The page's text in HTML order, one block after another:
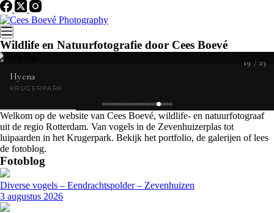
Wildlife en Natuurfotografie door Cees Boevé
Hyena
KRUGERPARK
19 /23
Welkom op de website van Cees Boevé, wildlife- en natuurfotograaf
uit de regio Rotterdam. Van vogels in de Zevenhuizerplas tot
luipaarden in het Krugerpark. Bekijk het portfolio, de galerijen of lees
de fotoblog.
Fotoblog
Diverse vogels – Eendrachtspolder – Zevenhuizen
3 augustus 2026